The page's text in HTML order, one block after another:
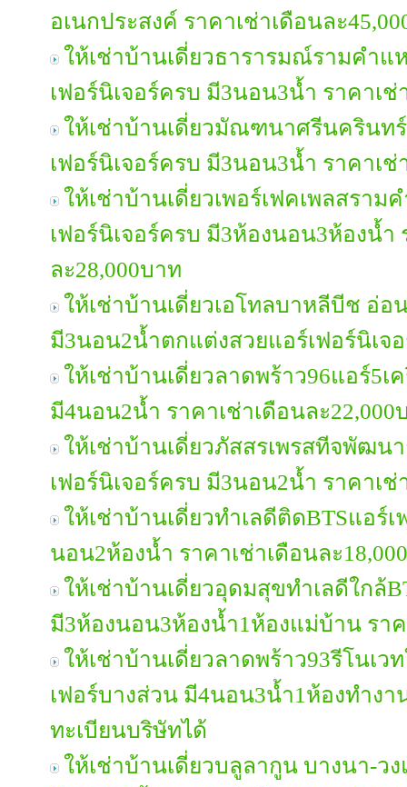
อเนกประสงค์ ราคาเช่าเดือนละ
ให้เช่าบ้านเดี่ยวธารารมณ์รามคำแ
เฟอร์นิเจอร์ครบ มี3นอน3น้ำ ราคาเช่
ให้เช่าบ้านเดี่ยวมัณฑนาศรีนครินท
เฟอร์นิเจอร์ครบ มี3นอน3น้ำ ราคาเช่
ให้เช่าบ้านเดี่ยวเพอร์เฟคเพลสราม
เฟอร์นิเจอร์ครบ มี3ห้องนอน3ห้องน้ำ
ละ28,000บาท
ให้เช่าบ้านเดี่ยวเอโทลบาหลีบีช อ่อ
มี3นอน2น้ำตกแต่งสวยแอร์เฟอร์นิเจ
ให้เช่าบ้านเดี่ยวลาดพร้าว96แอร์5เ
มี4นอน2น้ำ ราคาเช่าเดือนละ22,000
ให้เช่าบ้านเดี่ยวภัสสรเพรสทีจพัฒน
เฟอร์นิเจอร์ครบ มี3นอน2น้ำ ราคาเช่
ให้เช่าบ้านเดี่ยวทำเลดีติดBTSแอร์
นอน2ห้องน้ำ ราคาเช่าเดือนละ
ให้เช่าบ้านเดี่ยวอุดมสุขทำเลดีใกล้
มี3ห้องนอน3ห้องน้ำ1ห้องแม่บ้าน ราค
ให้เช่าบ้านเดี่ยวลาดพร้าว93รีโนเว
เฟอร์บางส่วน มี4นอน3น้ำ1ห้องทำงา
ทะเบียนบริษัทได้
ให้เช่าบ้านเดี่ยวบลูลากูน บางนา-ว